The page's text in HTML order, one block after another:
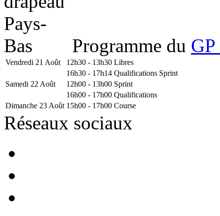
Programme du
Vendredi 21 Août 12h30 - 13h30 Libres
16h30 - 17h14 Qualifications Sprint
Samedi 22 Août
12h00 - 13h00 Sprint
16h00 - 17h00 Qualifications
Dimanche 23 Août 15h00 - 17h00 Course
Réseaux sociaux